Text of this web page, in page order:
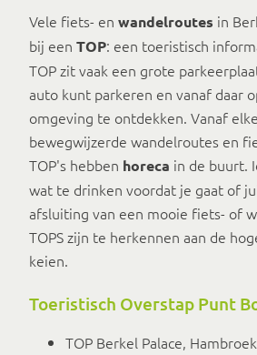
Vele fiets- en wandelroutes in
bij een TOP: een toeristisch
TOP zit vaak een grote
auto kunt parkeren en vanaf daar
omgeving te ontdekken. Vanaf
bewegwijzerde wandelroutes en
TOP's hebben horeca in de buurt.
wat te drinken voordat je gaat of
afsluiting van een mooie fiets- of
TOPS zijn te herkennen aan de
keien.
Toeristisch Overstap Punt
TOP Berkel Palace,